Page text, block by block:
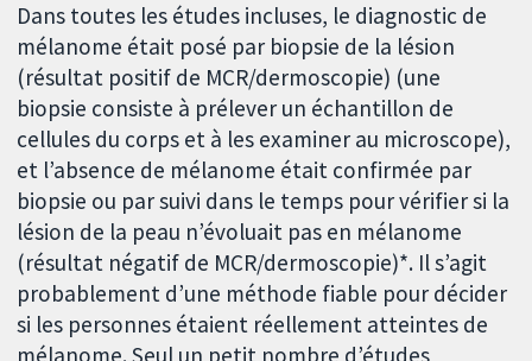
Dans toutes les études incluses, le diagnostic de
mélanome était posé par biopsie de la lésion
(résultat positif de MCR/dermoscopie) (une
biopsie consiste à prélever un échantillon de
cellules du corps et à les examiner au microscope),
et l’absence de mélanome était confirmée par
biopsie ou par suivi dans le temps pour vérifier si la
lésion de la peau n’évoluait pas en mélanome
(résultat négatif de MCR/dermoscopie)*. Il s’agit
probablement d’une méthode fiable pour décider
si les personnes étaient réellement atteintes de
mélanome. Seul un petit nombre d’études